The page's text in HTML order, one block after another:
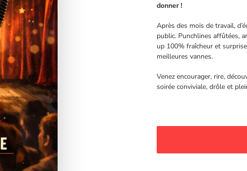
donner !
Après des mois de travail,
public. Punchlines affûtées,
up 100% fraîcheur et
meilleures vannes.
Venez encourager, rire,
soirée conviviale, drôle et